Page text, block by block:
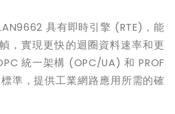
具有即時引擎 (RTE) ，能
，實現更快的迴圈資料速率和更
統一架構 (OPC/UA)和 PROF
準，提供工業網路應用所需的確